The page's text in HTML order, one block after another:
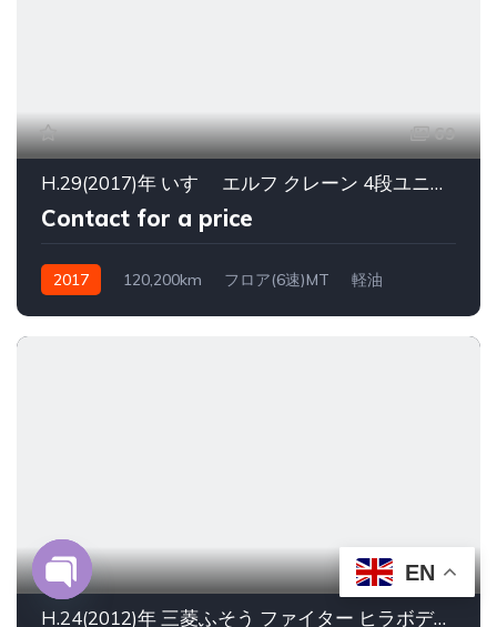
69
H.29(2017)年 いすゞ エルフ クレーン 4段ユニッククレーン平パワーゲート付
Contact for a price
2017 120,200km フロア(6速)MT 軽油
26
H.24(2012)年 三菱ふそう ファイター ヒラボディ平内寸長さ6700幅2100
EN
O